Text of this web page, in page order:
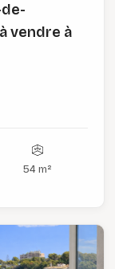
vendre à
54 m²